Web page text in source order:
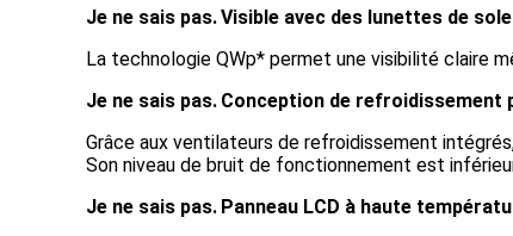
Je ne sais pas.Visible avec des lunettes de
La technologie QWp* permet une visibilité claire
Je ne sais pas. Conception de refroidissement
Grâce aux ventilateurs de refroidissement
Son niveau de bruit de fonctionnement est
Je ne sais pas. Panneau LCD à haute